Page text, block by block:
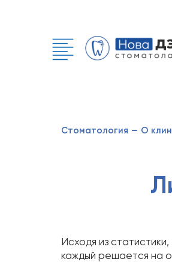
Стоматология — О
Исходя из
каждый решается на